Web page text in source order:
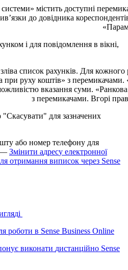
унком і для повідомлення в вікні,
"Скасувати" для зазначених
шту або номер телефону для
Змінити адресу електронної
ля отримання виписок через Sense
гляді
я роботи в Sense Business Online
онує виконати дистанційно Sense